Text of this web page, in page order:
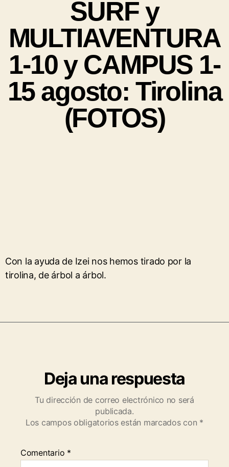
SURF y
MULTIAVENTURA
1-10 y CAMPUS 1-
15 agosto: Tirolina
(FOTOS)
Con la ayuda de Izei nos hemos tirado por la
tirolina, de árbol a árbol.
Deja una respuesta
Tu dirección de correo electrónico no será
publicada.
Los campos obligatorios están marcados con *
Comentario *